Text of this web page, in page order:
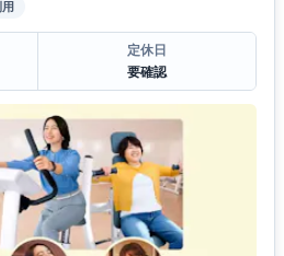
定休日
要確認